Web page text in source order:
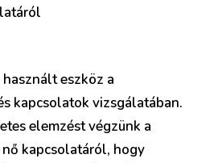
eszköz a
kapcsolatok vizsgálatában.
elemzést végzünk a
kapcsolatáról, hogy